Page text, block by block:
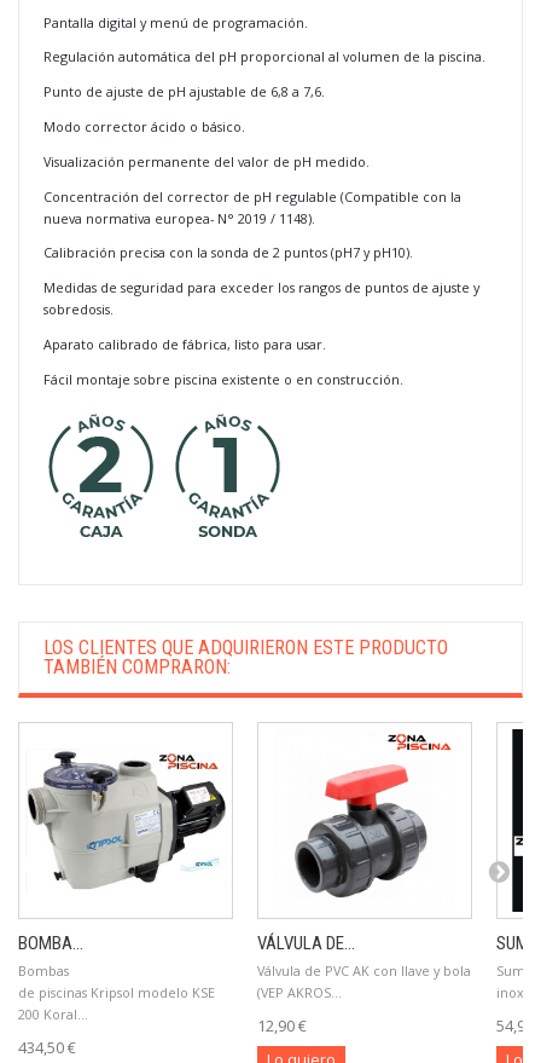
Pantalla digital y menú de programación.
Regulación automática del pH proporcional al volumen de la piscina.
Punto de ajuste de pH ajustable de 6,8 a 7,6.
Modo corrector ácido o básico.
Visualización permanente del valor de pH medido.
Concentración del corrector de pH regulable (Compatible con la
nueva normativa europea- N° 2019 / 1148).
Calibración precisa con la sonda de 2 puntos (pH7 y pH10).
Medidas de seguridad para exceder los rangos de puntos de ajuste y
sobredosis.
Aparato calibrado de fábrica, listo para usar.
Fácil montaje sobre piscina existente o en construcción.
LOS CLIENTES QUE ADQUIRIERON ESTE PRODUCTO
TAMBIÉN COMPRARON:
BOMBA...
Bombas
de piscinas Kripsol modelo KSE
200 Koral...
434,50 €
VÁLVULA DE...
Válvula de PVC AK con llave y bola
(VEP AKROS...
12,90 €
54,90